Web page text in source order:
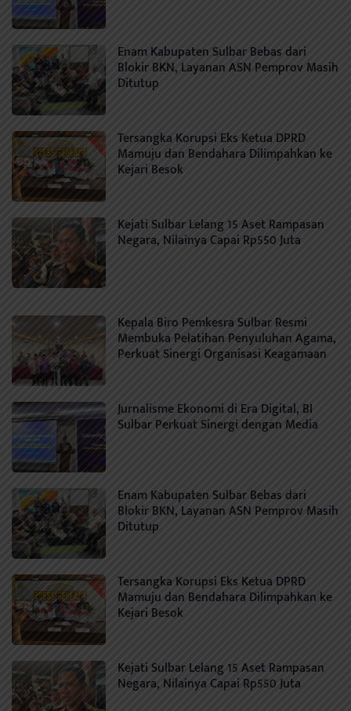
Enam Kabupaten Sulbar Bebas dari
Blokir BKN, Layanan ASN Pemprov Masih
Ditutup
Tersangka Korupsi Eks Ketua DPRD
Mamuju dan Bendahara Dilimpahkan ke
Kejari Besok
Kejati Sulbar Lelang 15 Aset Rampasan
Negara, Nilainya Capai Rp550 Juta
Kepala Biro Pemkesra Sulbar Resmi
Membuka Pelatihan Penyuluhan Agama,
Perkuat Sinergi Organisasi Keagamaan
Jurnalisme Ekonomi di Era Digital, BI
Sulbar Perkuat Sinergi dengan Media
Enam Kabupaten Sulbar Bebas dari
Blokir BKN, Layanan ASN Pemprov Masih
Ditutup
Tersangka Korupsi Eks Ketua DPRD
Mamuju dan Bendahara Dilimpahkan ke
Kejari Besok
Kejati Sulbar Lelang 15 Aset Rampasan
Negara, Nilainya Capai Rp550 Juta